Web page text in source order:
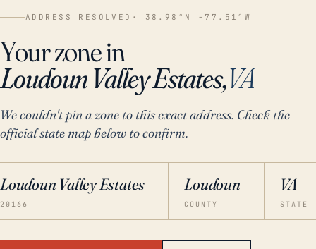
ADDRESS RESOLVED · 38.98°N -77.51°W
Your zone in
Loudoun Valley Estates,VA
We couldn't pin a zone to this exact address. Check the
official state map below to confirm.
Loudoun Valley Estates
20166
Loudoun
COUNTY
VA
STATE